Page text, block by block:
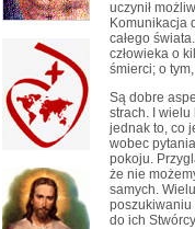
uczynił
Komunikacja
całego
człowieka o
śmierci; o
Są dobre
strach. I
jednak to, co
wobec
pokoju.
że nie
samych.
poszukiwaniu
do ich